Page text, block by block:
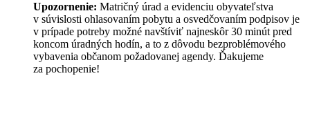
Upozornenie: Matričný úrad a evidenciu obyvateľstva
v súvislosti ohlasovaním pobytu a osvedčovaním podpisov je
v prípade potreby možné navštíviť najneskôr 30 minút pred
koncom úradných hodín, a to z dôvodu bezproblémového
vybavenia občanom požadovanej agendy. Ďakujeme
za pochopenie!